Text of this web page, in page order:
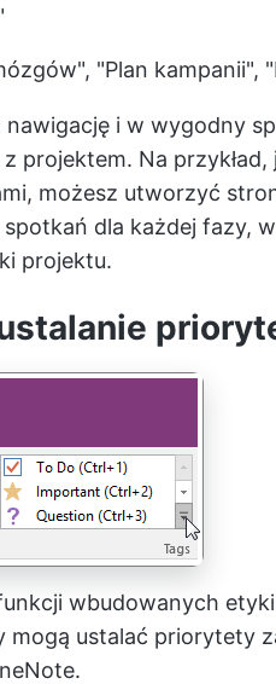
"Plan kampanii",
nawigację i w wygodny
projektem. Na
możesz utworzyć
dla każdej fazy,
projektu.
wbudowanych
mogą ustalać priorytety